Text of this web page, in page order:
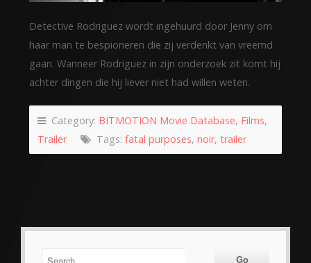
Detective Rodriguez wordt ingehuurd door Jenny om
haar man te bespioneren die zij verdenkt van vreemd
gaan. Wanneer Rodriguez in zijn onderzoek zit komt hij
achter dingen die hij liever niet had willen weten.
Category: BITMOTION Movie Database, Films,
Trailer
Tags: fatal purposes, noir, trailer